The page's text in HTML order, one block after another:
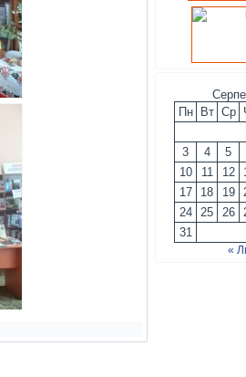
Пн
Вт Ср
3
4 5
10
11 12
17
18 19
24
25 26
31
«